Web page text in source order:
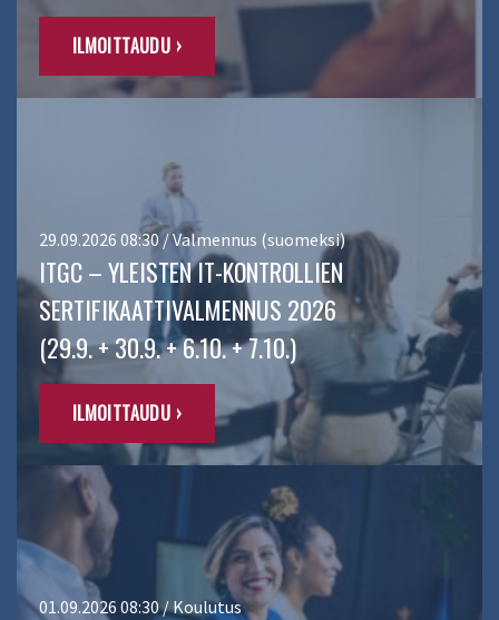
ILMOITTAUDU ›
29.09.2026 08:30 / Valmennus (suomeksi)
ITGC – YLEISTEN IT-KONTROLLIEN
SERTIFIKAATTIVALMENNUS 2026
(29.9. + 30.9. + 6.10. + 7.10.)
ILMOITTAUDU ›
01.09.2026 08:30 / Koulutus